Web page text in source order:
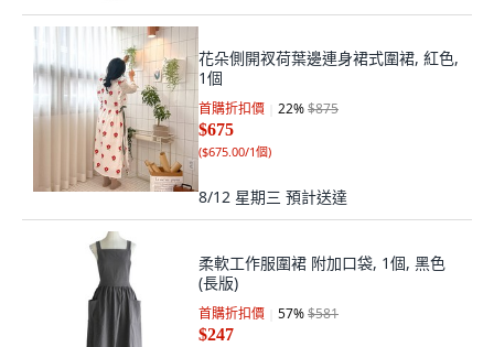
花朵側開衩荷葉邊連身裙式圍裙, 紅色,
1個
首購折扣價 22%$875
$675
($675.00/1個)
8/12 星期三 預計送達
柔軟工作服圍裙 附加口袋, 1個, 黑色
(長版)
首購折扣價 57%$581
$247